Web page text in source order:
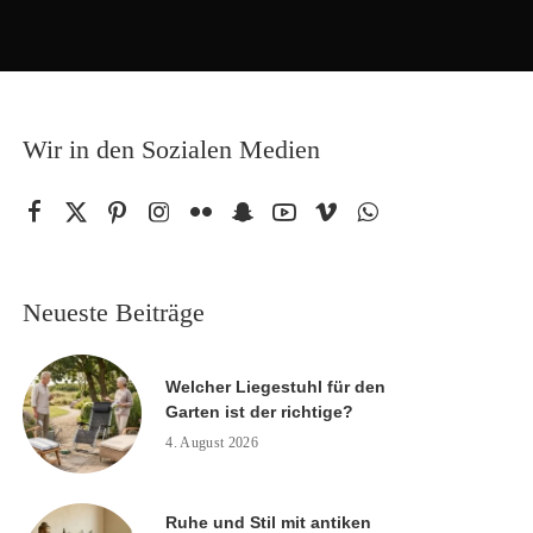
Wir in den Sozialen Medien
Neueste Beiträge
Welcher Liegestuhl für den
Garten ist der richtige?
4. August 2026
Ruhe und Stil mit antiken